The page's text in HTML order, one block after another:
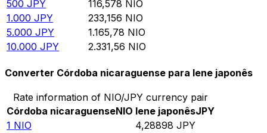
500 JPY 116,578 NIO
1.000 JPY 233,156 NIO
5.000 JPY 1.165,78 NIO
10.000 JPY 2.331,56 NIO
Converter Córdoba nicaraguense para Iene japonês
Rate information of NIO/JPY currency pair
Córdoba nicaraguenseNIO Iene japonêsJPY
1 NIO 4,28898 JPY